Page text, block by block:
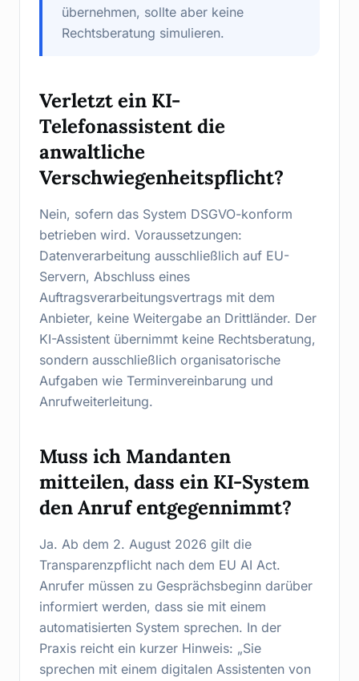
übernehmen, sollte aber keine
Rechtsberatung simulieren.
Verletzt ein KI-
Telefonassistent die
anwaltliche
Verschwiegenheitspflicht?
Nein, sofern das System DSGVO-konform
betrieben wird. Voraussetzungen:
Datenverarbeitung ausschließlich auf EU-
Servern, Abschluss eines
Auftragsverarbeitungsvertrags mit dem
Anbieter, keine Weitergabe an Drittländer. Der
KI-Assistent übernimmt keine Rechtsberatung,
sondern ausschließlich organisatorische
Aufgaben wie Terminvereinbarung und
Anrufweiterleitung.
Muss ich Mandanten
mitteilen, dass ein KI-System
den Anruf entgegennimmt?
Ja. Ab dem 2. August 2026 gilt die
Transparenzpflicht nach dem EU AI Act.
Anrufer müssen zu Gesprächsbeginn darüber
informiert werden, dass sie mit einem
automatisierten System sprechen. In der
Praxis reicht ein kurzer Hinweis: „Sie
sprechen mit einem digitalen Assistenten von